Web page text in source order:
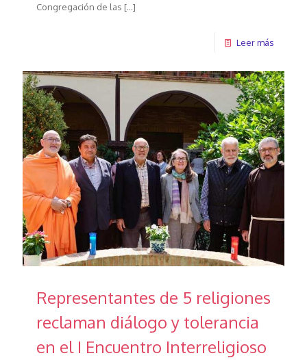
Congregación de las […]
Leer más
Representantes de 5 religiones
reclaman diálogo y tolerancia
en el I Encuentro Interreligioso